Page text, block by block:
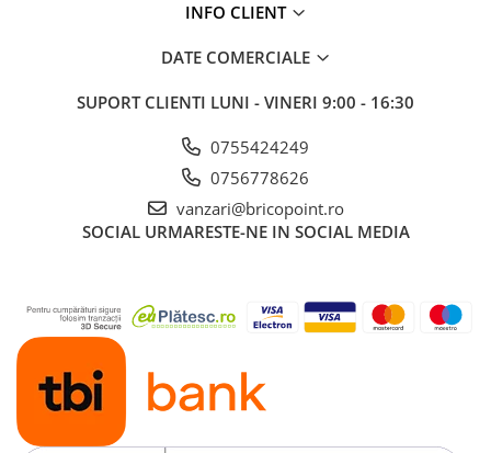
Tencuieli Decorative
Finisaje Giorgio Graesan
Tapet Fibră de Sticlă
Capace de Gard
Termice
Sobe și Șeminee
Coșuri și Tubulatură Evacuare
Ventilație, Climatizare
Accesorii Ventilație
INFO CLIENT
DATE COMERCIALE
SUPORT CLIENTI LUNI - VINERI 9:00 - 16:30
0755424249
0756778626
vanzari@bricopoint.ro
SOCIAL URMARESTE-NE IN SOCIAL MEDIA